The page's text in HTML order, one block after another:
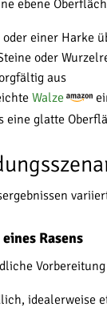
ebene
einer Harke
oder
aus
Walze
eine glatte
Rasens
idealerweise